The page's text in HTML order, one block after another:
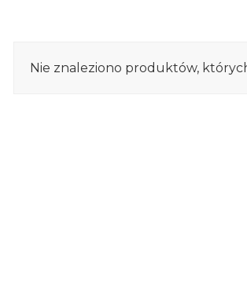
Nie znaleziono produktów,